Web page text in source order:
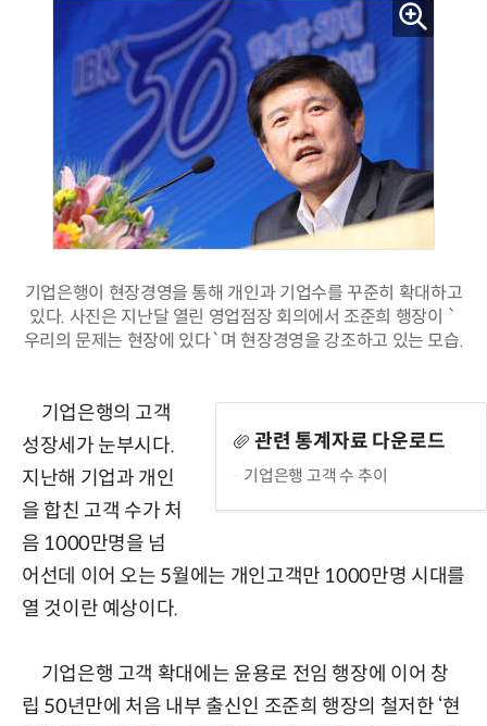
기업은행이 현장경영을 통해 개인과 기업수를 꾸준히 확대하고
있다. 사진은 지난달 열린 영업점장 회의에서 조준희 행장이 `
우리의 문제는 현장에 있다`며 현장경영을 강조하고 있는 모습.
관련 통계자료 다운로드
기업은행 고객 수 추이
기업은행의 고객
성장세가 눈부시다.
지난해 기업과 개인
을 합친 고객 수가 처
음 1000만명을 넘
어선데 이어 오는 5월에는 개인고객만 1000만명 시대를
열 것이란 예상이다.
기업은행 고객 확대에는 윤용로 전임 행장에 이어 창
립 50년만에 처음 내부 출신인 조준희 행장의 철저한 ‘현